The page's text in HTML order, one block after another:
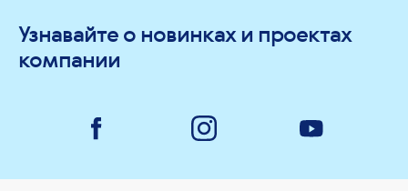
Узнавайте о новинках и проектах
компании